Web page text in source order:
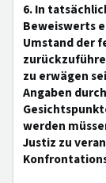
6. In
Beweiswerts
Umstand der
zu erwägen
Angaben
werden
Justiz zu